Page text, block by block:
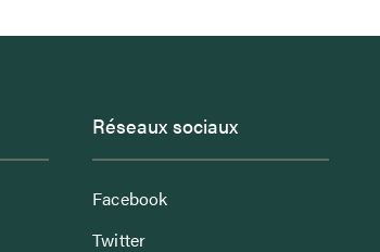
Réseaux sociaux
Facebook
Twitter